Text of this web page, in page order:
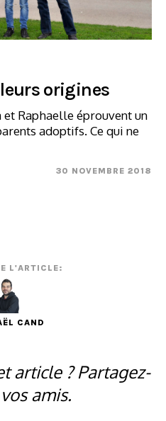
origines
Raphaelle éprouvent un
adoptifs. Ce qui ne
30 NOVEMBRE 2018
L'ARTICLE:
CAND
article ? Partagez-
amis.